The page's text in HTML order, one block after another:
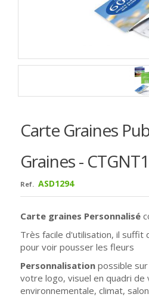
Carte Graines
Graines -
Ref. ASD1294
Carte graines Personnalisé
Très facile d'utilisation, il suffit
pour voir pousser les fleurs
Personnalisation possible
votre logo, visuel en quadri de
environnementale, climat,